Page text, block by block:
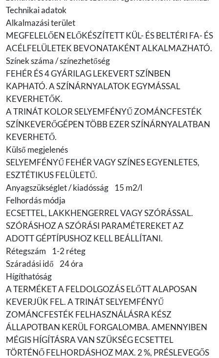
Technikai adatok
Alkalmazási terület
MEGFELELŐEN ELŐKÉSZÍTETT KÜL- ÉS BELTÉRI FA- ÉS
ACÉLFELÜLETEK BEVONATAKÉNT ALKALMAZHATÓ.
Színek száma / színezhetőség
FEHÉR ÉS 4 GYÁRILAG LEKEVERT SZÍNBEN
KAPHATÓ. A SZÍNÁRNYALATOK EGYMÁSSAL
KEVERHETŐK.
A TRINÁT KOLOR SELYEMFÉNYŰ ZOMÁNCFESTÉK
SZÍNKEVERŐGÉPEN TÖBB EZER SZÍNÁRNYALATBAN
KEVERHETŐ.
Külső megjelenés
SELYEMFÉNYŰ FEHÉR VAGY SZÍNES EGYENLETES,
ESZTÉTIKUS FELÜLETŰ.
Anyagszükséglet / kiadósság 15 m2/l
Felhordás módja
ECSETTEL, LAKKHENGERREL VAGY SZÓRÁSSAL.
SZÓRÁSHOZ A SZÓRÁSI PARAMÉTEREKET AZ
ADOTT GÉPTÍPUSHOZ KELL BEÁLLÍTANI.
Rétegszám 1-2 réteg
Száradási idő 24 óra
Hígíthatóság
A TERMÉKET A FELDOLGOZÁS ELŐTT ALAPOSAN
KEVERJÜK FEL. A TRINÁT SELYEMFÉNYŰ
ZOMÁNCFESTÉK FELHASZNÁLÁSRA KÉSZ
ÁLLAPOTBAN KERÜL FORGALOMBA. AMENNYIBEN
MÉGIS HÍGÍTÁSRA VAN SZÜKSÉG ECSETTEL
TÖRTÉNŐ FELHORDÁSHOZ MAX. 2 %, PRÉSLEVEGŐS